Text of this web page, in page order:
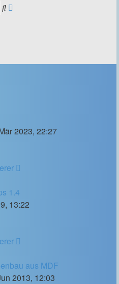
Suche
2023, 22:27
1.4
13:22
aus MDF
2013, 12:03